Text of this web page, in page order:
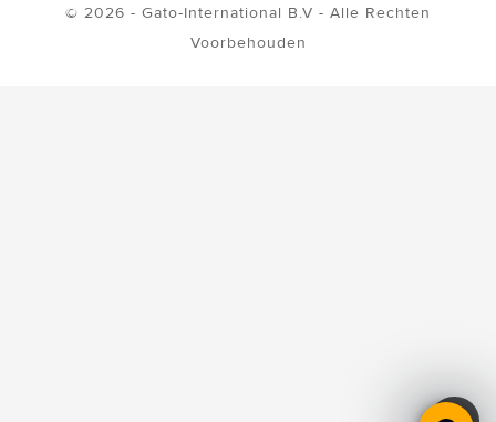
© 2026 - Gato-International B.V - Alle Rechten
Voorbehouden